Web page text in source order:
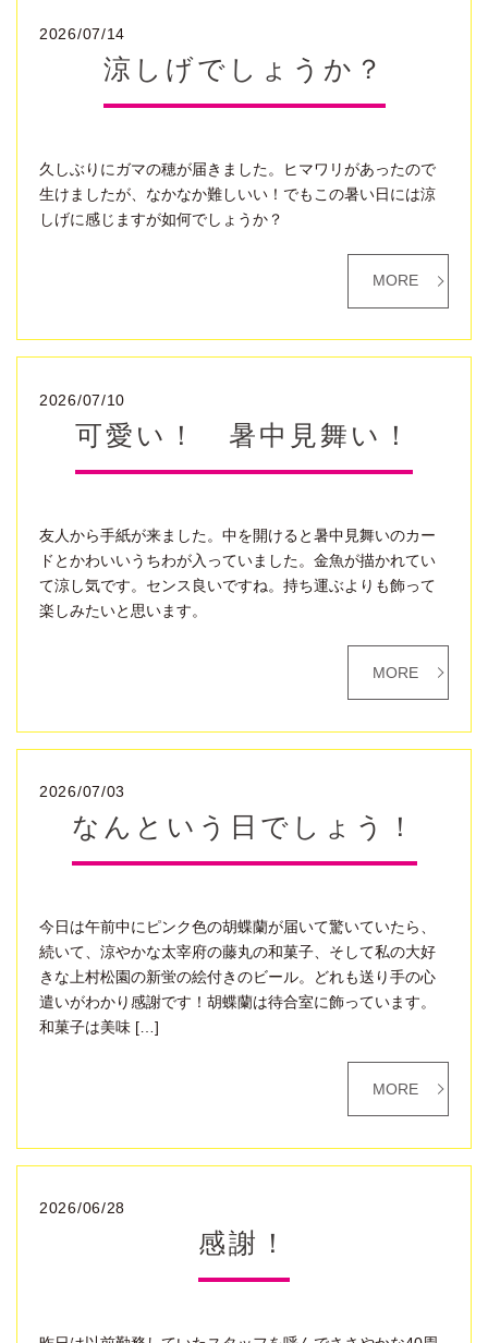
2026/07/14
涼しげでしょうか？
久しぶりにガマの穂が届きました。ヒマワリがあったので
生けましたが、なかなか難しいい！でもこの暑い日には涼
しげに感じますが如何でしょうか？
MORE
2026/07/10
可愛い！ 暑中見舞い！
友人から手紙が来ました。中を開けると暑中見舞いのカー
ドとかわいいうちわが入っていました。金魚が描かれてい
て涼し気です。センス良いですね。持ち運ぶよりも飾って
楽しみたいと思います。
MORE
2026/07/03
なんという日でしょう！
今日は午前中にピンク色の胡蝶蘭が届いて驚いていたら、
続いて、涼やかな太宰府の藤丸の和菓子、そして私の大好
きな上村松園の新蛍の絵付きのビール。どれも送り手の心
遣いがわかり感謝です！胡蝶蘭は待合室に飾っています。
和菓子は美味 […]
MORE
2026/06/28
感謝！